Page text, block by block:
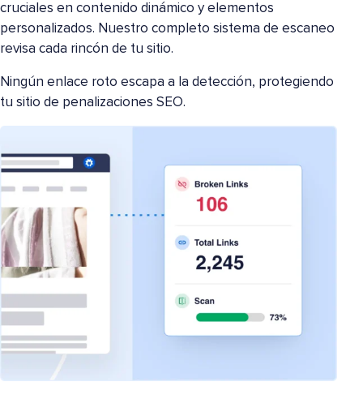
cruciales en contenido dinámico y elementos
personalizados. Nuestro completo sistema de escaneo
revisa cada rincón de tu sitio.
Ningún enlace roto escapa a la detección, protegiendo
tu sitio de penalizaciones SEO.